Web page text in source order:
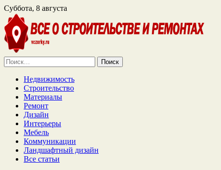
Суббота, 8 августа
Найти:
Недвижимость
Строительство
Материалы
Ремонт
Дизайн
Интерьеры
Мебель
Коммуникации
Ландшафтный дизайн
Все статьи